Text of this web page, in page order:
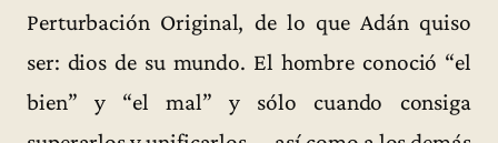
Perturbación Original, de lo que Adán quiso
ser: dios de su mundo. El hombre conoció “el
bien” y “el mal” y sólo cuando consiga